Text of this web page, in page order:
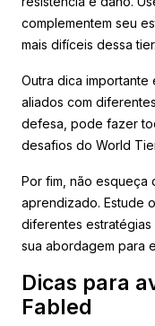
complementem seu
mais difíceis dessa tier.
Outra dica importante
aliados com
defesa, pode fazer
desafios do World
Por fim, não esqueça
aprendizado. Estude
diferentes
sua abordagem para
Dicas para
Fabled